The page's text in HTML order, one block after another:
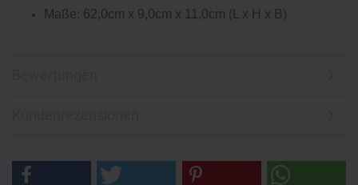
Maße: 62,0cm x 9,0cm x 11,0cm (L x H x B)